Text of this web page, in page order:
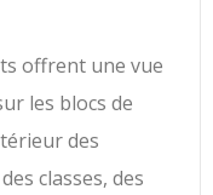
offrent une vue
les blocs de
des
classes, des